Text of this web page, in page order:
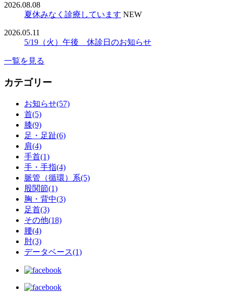
2026.08.08
夏休みなく診療しています NEW
2026.05.11
5/19（火）午後 休診日のお知らせ
一覧を見る
カテゴリー
お知らせ(57)
首(5)
膝(9)
足・足趾(6)
肩(4)
手首(1)
手・手指(4)
脈管（循環）系(5)
股関節(1)
胸・背中(3)
足首(3)
その他(18)
腰(4)
肘(3)
データベース(1)